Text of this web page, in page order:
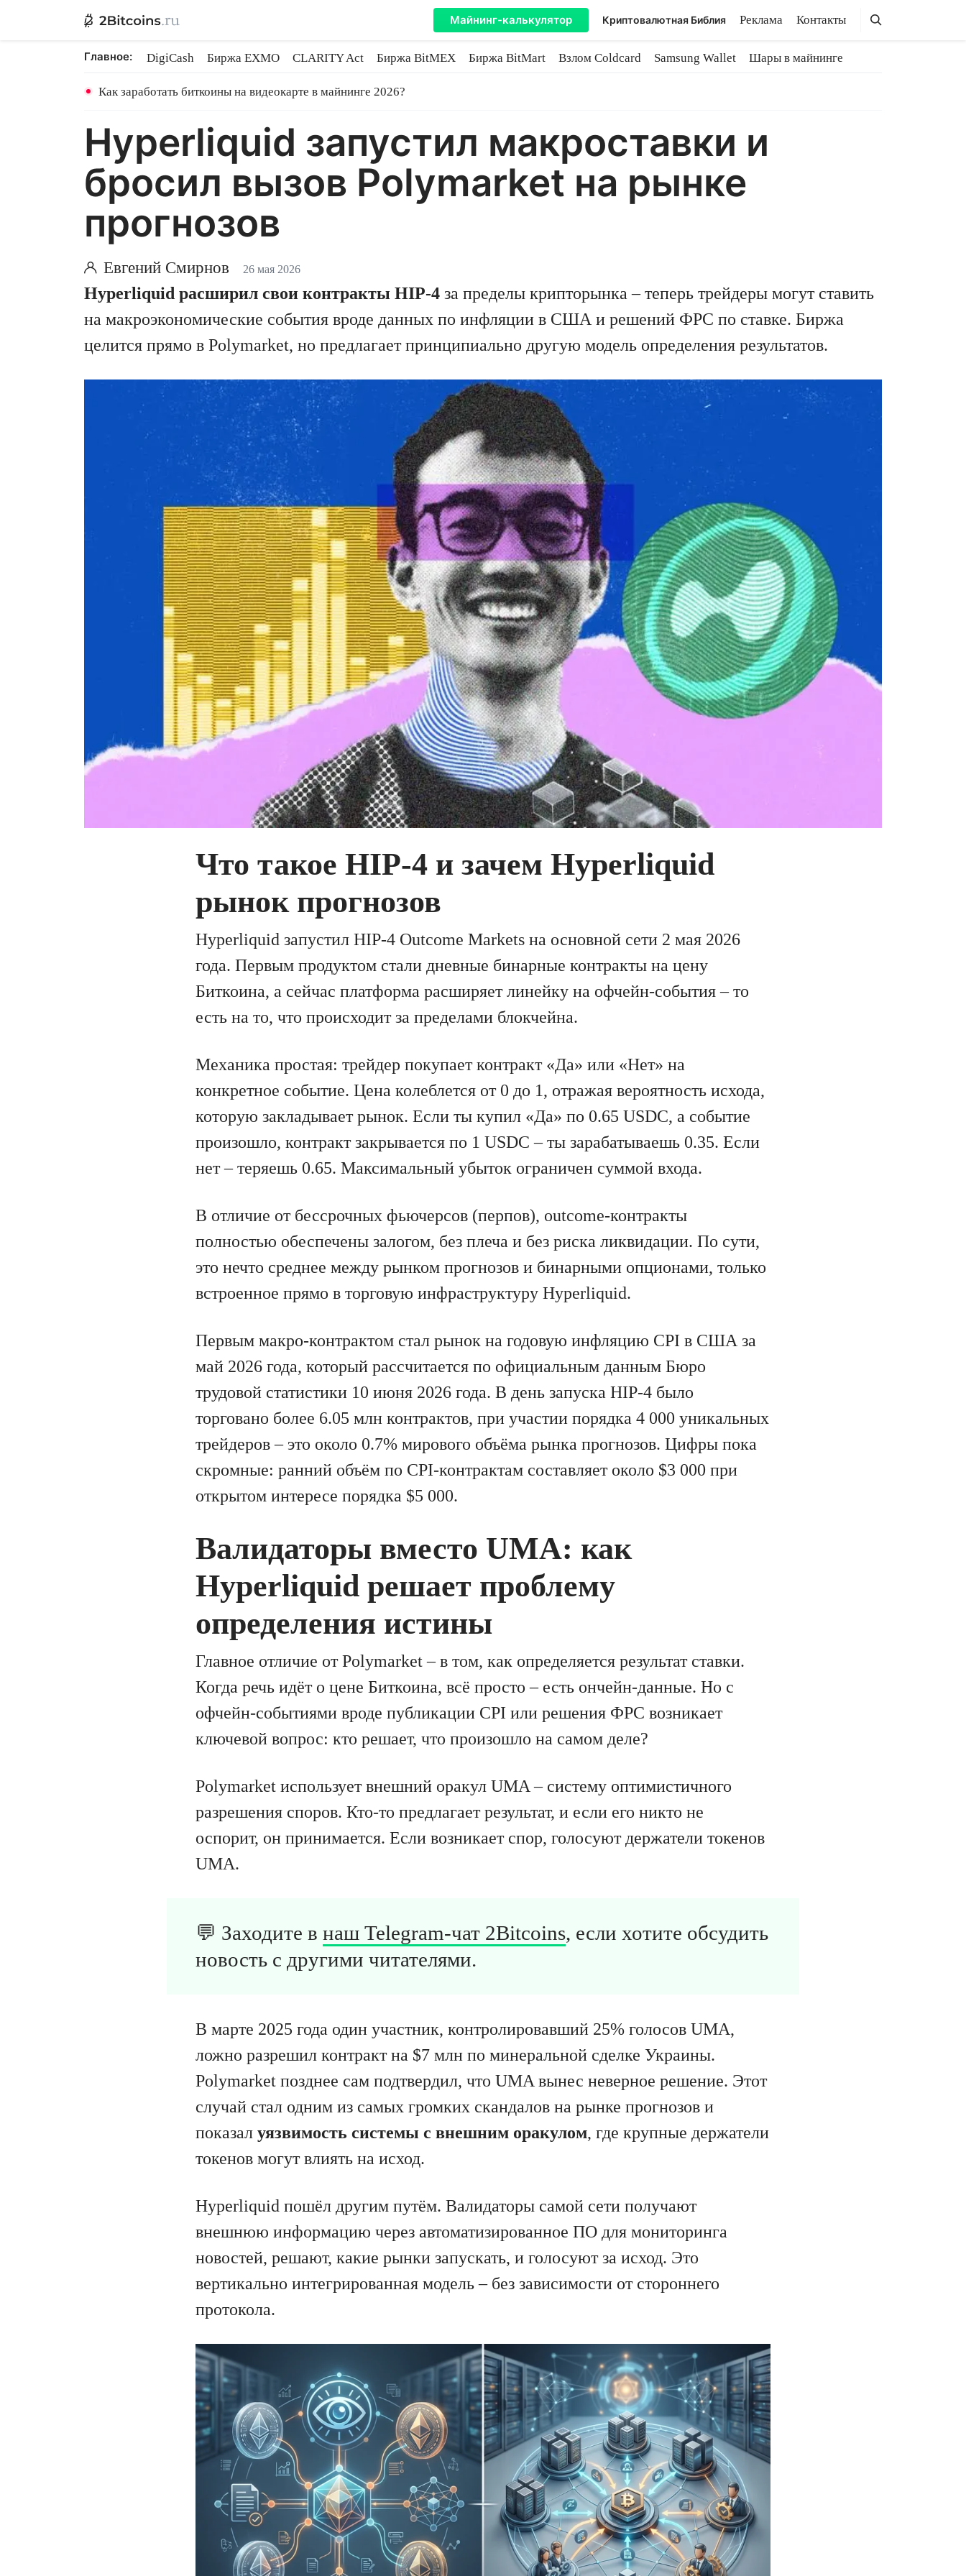
Майнинг-калькулятор Криптовалютная Библия Реклама Контакты Поиск
Поиск
Главное: DigiCash Биржа EXMO CLARITY Act Биржа BitMEX Биржа BitMart Взлом Coldcard Samsung Wallet
Шары в майнинге
Как заработать биткоины на видеокарте в майнинге 2026?
Hyperliquid запустил макроставки и
бросил вызов Polymarket на рынке
прогнозов
Евгений Смирнов 26 мая 2026
Hyperliquid расширил свои контракты HIP-4 за пределы крипторынка – теперь трейдеры могут ставить
на макроэкономические события вроде данных по инфляции в США и решений ФРС по ставке. Биржа
целится прямо в Polymarket, но предлагает принципиально другую модель определения результатов.
Что такое HIP-4 и зачем Hyperliquid
рынок прогнозов
Hyperliquid запустил HIP-4 Outcome Markets на основной сети 2 мая 2026
года. Первым продуктом стали дневные бинарные контракты на цену
Биткоина, а сейчас платформа расширяет линейку на офчейн-события – то
есть на то, что происходит за пределами блокчейна.
Механика простая: трейдер покупает контракт «Да» или «Нет» на
конкретное событие. Цена колеблется от 0 до 1, отражая вероятность исхода,
которую закладывает рынок. Если ты купил «Да» по 0.65 USDC, а событие
произошло, контракт закрывается по 1 USDC – ты зарабатываешь 0.35. Если
нет – теряешь 0.65. Максимальный убыток ограничен суммой входа.
В отличие от бессрочных фьючерсов (перпов), outcome-контракты
полностью обеспечены залогом, без плеча и без риска ликвидации. По сути,
это нечто среднее между рынком прогнозов и бинарными опционами, только
встроенное прямо в торговую инфраструктуру Hyperliquid.
Первым макро-контрактом стал рынок на годовую инфляцию CPI в США за
май 2026 года, который рассчитается по официальным данным Бюро
трудовой статистики 10 июня 2026 года. В день запуска HIP-4 было
торговано более 6.05 млн контрактов, при участии порядка 4 000 уникальных
трейдеров – это около 0.7% мирового объёма рынка прогнозов. Цифры пока
скромные: ранний объём по CPI-контрактам составляет около $3 000 при
открытом интересе порядка $5 000.
Валидаторы вместо UMA: как
Hyperliquid решает проблему
определения истины
Главное отличие от Polymarket – в том, как определяется результат ставки.
Когда речь идёт о цене Биткоина, всё просто – есть ончейн-данные. Но с
офчейн-событиями вроде публикации CPI или решения ФРС возникает
ключевой вопрос: кто решает, что произошло на самом деле?
Polymarket использует внешний оракул UMA – систему оптимистичного
разрешения споров. Кто-то предлагает результат, и если его никто не
оспорит, он принимается. Если возникает спор, голосуют держатели токенов
UMA.
💬 Заходите в наш Telegram-чат 2Bitcoins, если хотите обсудить
новость с другими читателями.
В марте 2025 года один участник, контролировавший 25% голосов UMA,
ложно разрешил контракт на $7 млн по минеральной сделке Украины.
Polymarket позднее сам подтвердил, что UMA вынес неверное решение. Этот
случай стал одним из самых громких скандалов на рынке прогнозов и
показал уязвимость системы с внешним оракулом, где крупные держатели
токенов могут влиять на исход.
Hyperliquid пошёл другим путём. Валидаторы самой сети получают
внешнюю информацию через автоматизированное ПО для мониторинга
новостей, решают, какие рынки запускать, и голосуют за исход. Это
вертикально интегрированная модель – без зависимости от стороннего
протокола.